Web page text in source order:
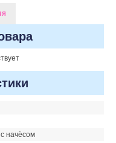
начёсом